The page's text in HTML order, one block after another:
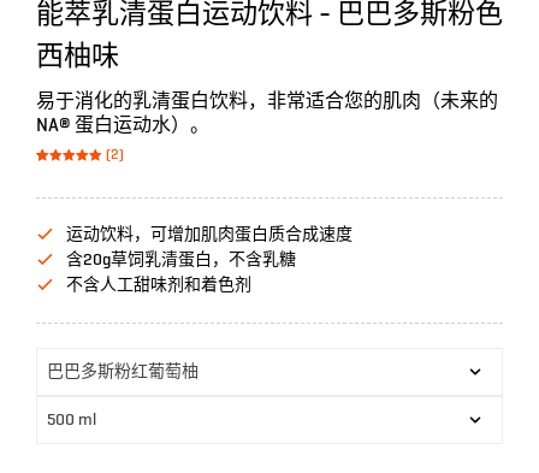
能萃乳清蛋白运动饮料 - 巴巴多斯粉色
西柚味
易于消化的乳清蛋白饮料，非常适合您的肌肉（未来的
NA® 蛋白运动水）。
basierend
Kundenbewer
tungen
(2)
运动饮料，可增加肌肉蛋白质合成速度
含20g草饲乳清蛋白，不含乳糖
不含人工甜味剂和着色剂